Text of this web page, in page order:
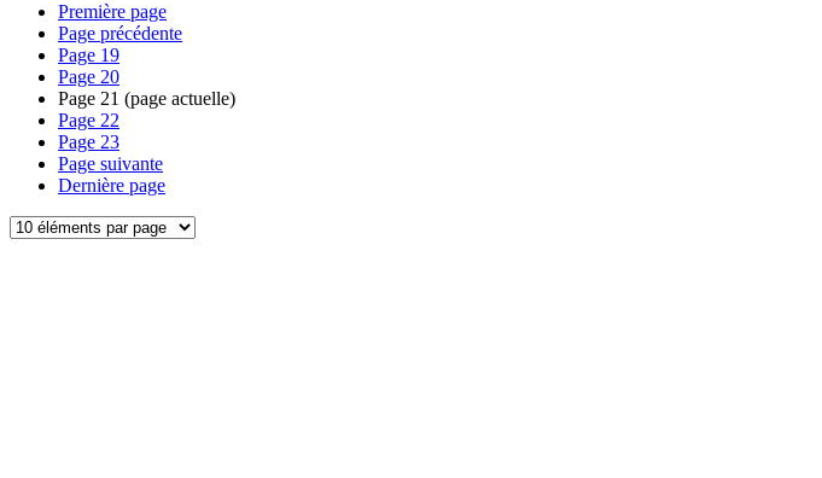
Première page
Page précédente
Page 19
Page 20
Page 21 (page actuelle)
Page 22
Page 23
Page suivante
Dernière page